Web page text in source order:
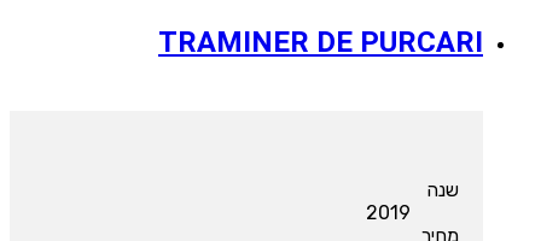
TRAMINER DE PURCARI
שנה
2019
מחיר